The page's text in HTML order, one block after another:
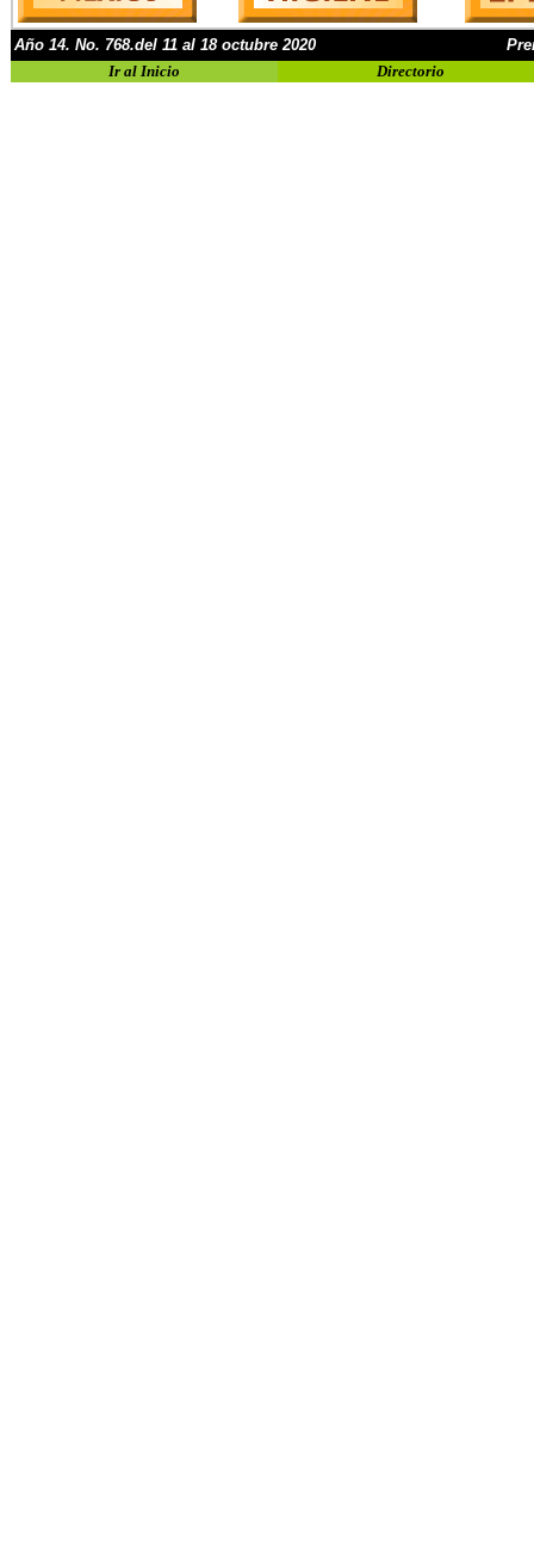
Año 14. No. 768.del 11 al 18 octubre 2020
Ir al Inicio
Directorio